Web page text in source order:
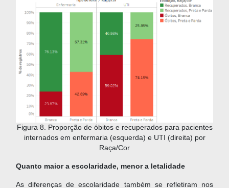
Figura 8. Proporção de óbitos e recuperados para pacientes
internados em enfermaria (esquerda) e UTI (direita) por
Raça/Cor
Quanto maior a escolaridade, menor a letalidade
As diferenças de escolaridade também se refletiram nos